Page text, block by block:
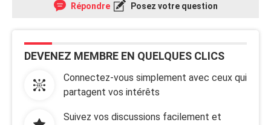
Répondre Posez votre question
DEVENEZ MEMBRE EN QUELQUES CLICS
Connectez-vous simplement avec ceux qui
partagent vos intérêts
Suivez vos discussions facilement et